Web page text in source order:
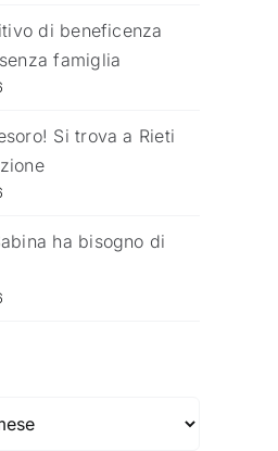
di beneficenza
famiglia
Si trova a Rieti
ha bisogno di